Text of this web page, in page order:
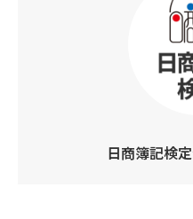
日商簿記検